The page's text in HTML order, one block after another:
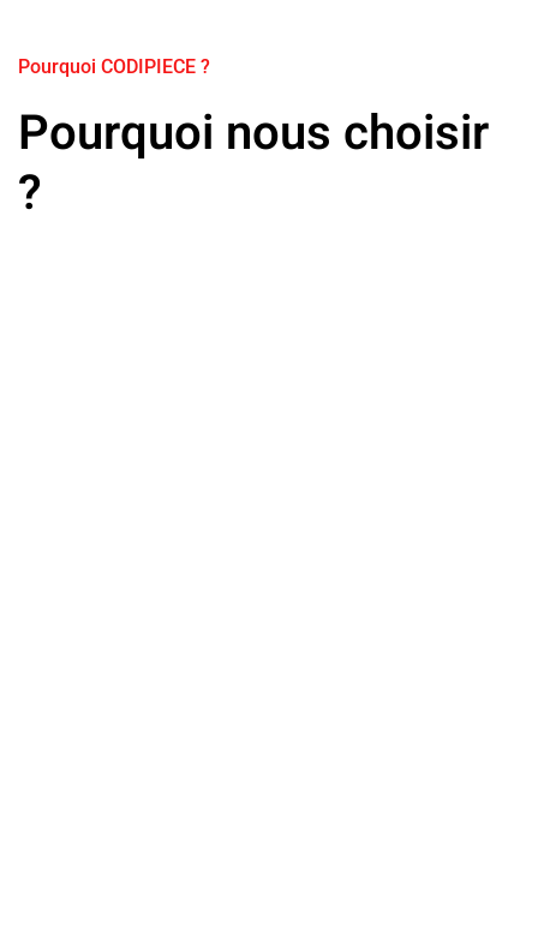
Pourquoi CODIPIECE ?
Pourquoi nous choisir
?